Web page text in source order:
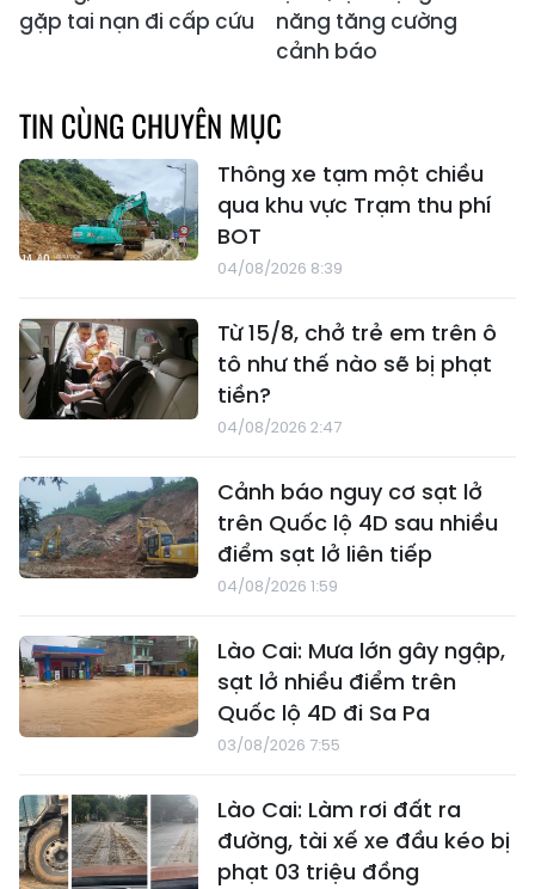
gặp tai nạn đi cấp cứu
năng tăng cường
cảnh báo
TIN CÙNG CHUYÊN MỤC
Thông xe tạm một chiều
qua khu vực Trạm thu phí
BOT
04/08/2026 8:39
Từ 15/8, chở trẻ em trên ô
tô như thế nào sẽ bị phạt
tiền?
04/08/2026 2:47
Cảnh báo nguy cơ sạt lở
trên Quốc lộ 4D sau nhiều
điểm sạt lở liên tiếp
04/08/2026 1:59
Lào Cai: Mưa lớn gây ngập,
sạt lở nhiều điểm trên
Quốc lộ 4D đi Sa Pa
03/08/2026 7:55
Lào Cai: Làm rơi đất ra
đường, tài xế xe đầu kéo bị
phạt 03 triệu đồng